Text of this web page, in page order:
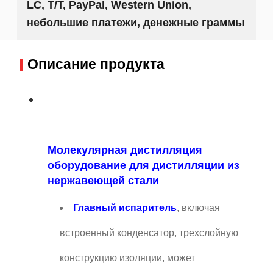
LC, T/T, PayPal, Western Union,
небольшие платежи, денежные граммы
Описание продукта
Молекулярная дистилляция
оборудование для дистилляции из
нержавеющей стали
Главный испаритель, включая
встроенный конденсатор, трехслойную
конструкцию изоляции, может